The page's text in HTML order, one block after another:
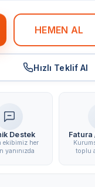
Hızlı Teklif Al
Destek
ekibimiz her
yanınızda
Fatura
toplu